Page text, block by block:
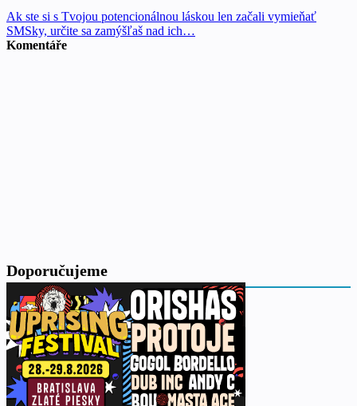
Ak ste si s Tvojou potencionálnou láskou len začali vymieňať
SMSky, určite sa zamýšľaš nad ich…
Komentáře
Doporučujeme